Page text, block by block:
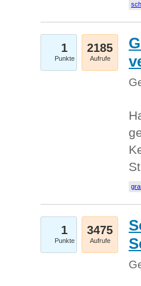
1
Punkte
2185
Aufrufe
1
Punkte
3475
Aufrufe